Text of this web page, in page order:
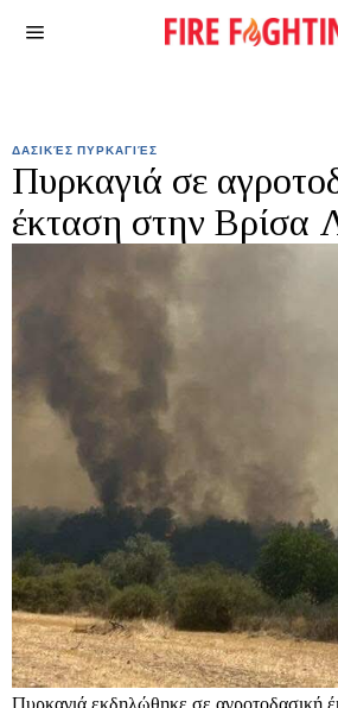
ΔΑΣΙΚΈΣ ΠΥΡΚΑΓΙΈΣ
Πυρκαγιά σε
έκταση στην Βρίσα
Πυρκαγιά εκδηλώθηκε σε αγροτοδασική